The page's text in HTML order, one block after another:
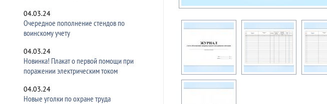
04.03.24
Очередное пополнение стендов по
воинскому учету
04.03.24
Новинка! Плакат о первой помощи при
поражении электрическим током
04.03.24
Новые уголки по охране труда